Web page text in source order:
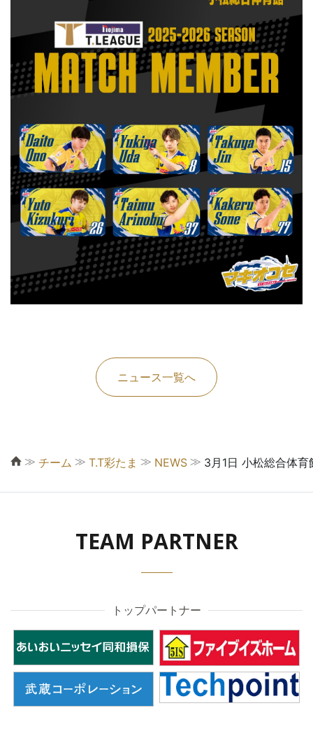
ニュース一覧へ
≫ チーム ≫ T.T彩たま ≫ NEWS ≫ 3月1日 小松総合体
TEAM PARTNER
トップパートナー